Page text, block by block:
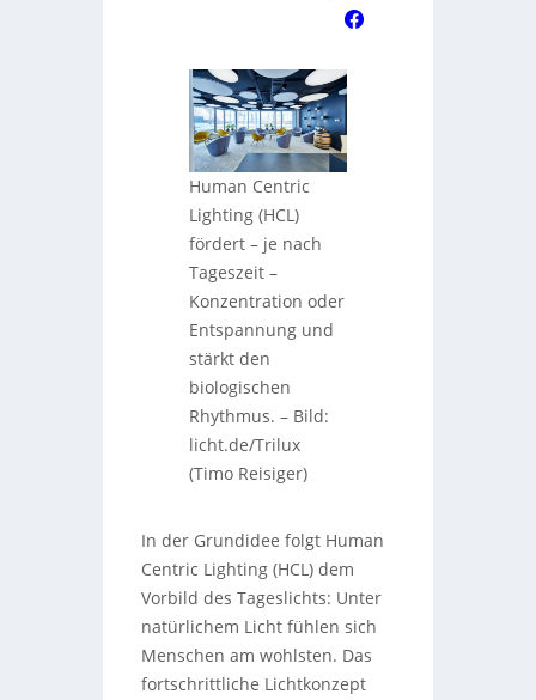
Human Centric
Lighting (HCL)
fördert – je nach
Tageszeit –
Konzentration oder
Entspannung und
stärkt den
biologischen
Rhythmus. – Bild:
licht.de/Trilux
(Timo Reisiger)
In der Grundidee folgt Human
Centric Lighting (HCL) dem
Vorbild des Tageslichts: Unter
natürlichem Licht fühlen sich
Menschen am wohlsten. Das
fortschrittliche Lichtkonzept